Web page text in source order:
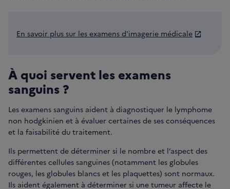
En savoir plus sur les examens d'imagerie médicale
À quoi servent les examens
sanguins ?
Les examens sanguins aident à diagnostiquer le lymphome
non hodgkinien et à évaluer certaines de ses conséquences
et la faisabilité du traitement.
Ils permettent de déterminer si le nombre et l’aspect des
différentes cellules sanguines (notamment les globules
rouges, les globules blancs et les plaquettes) sont normaux.
Ils aident également à déterminer si une tumeur affecte le